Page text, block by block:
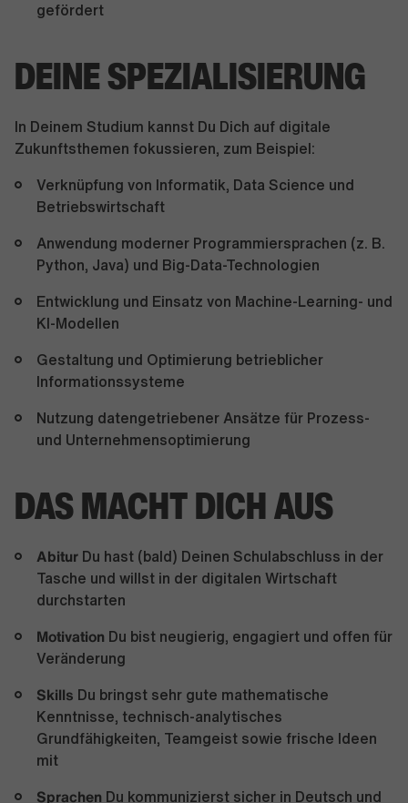
gefördert
DEINE SPEZIALISIERUNG
In Deinem Studium kannst Du Dich auf digitale
Zukunftsthemen fokussieren, zum Beispiel:
Verknüpfung von Informatik, Data Science und
Betriebswirtschaft
Anwendung moderner Programmiersprachen (z. B.
Python, Java) und Big-Data-Technologien
Entwicklung und Einsatz von Machine-Learning- und
KI-Modellen
Gestaltung und Optimierung betrieblicher
Informationssysteme
Nutzung datengetriebener Ansätze für Prozess-
und Unternehmensoptimierung
DAS MACHT DICH AUS
Abitur Du hast (bald) Deinen Schulabschluss in der
Tasche und willst in der digitalen Wirtschaft
durchstarten
Motivation Du bist neugierig, engagiert und offen für
Veränderung
Skills Du bringst sehr gute mathematische
Kenntnisse, technisch-analytisches
Grundfähigkeiten, Teamgeist sowie frische Ideen
mit
Sprachen Du kommunizierst sicher in Deutsch und